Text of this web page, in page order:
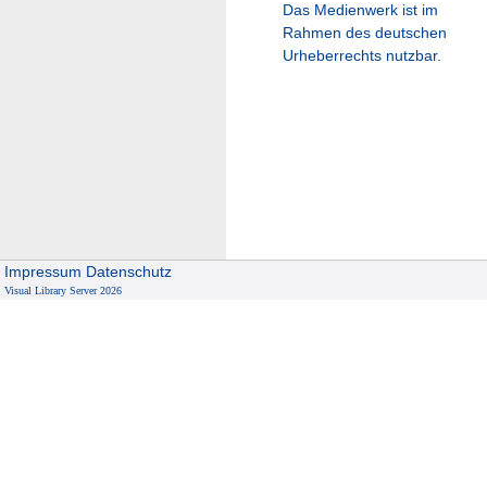
Das Medienwerk ist im
Rahmen des deutschen
Urheberrechts nutzbar.
Impressum Datenschutz
Visual Library Server 2026